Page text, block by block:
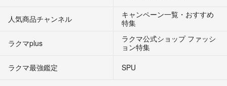
人気商品チャンネル
キャンペーン一覧・おすすめ
特集
ラクマplus
ラクマ公式ショップ ファッシ
ョン特集
ラクマ最強鑑定
SPU